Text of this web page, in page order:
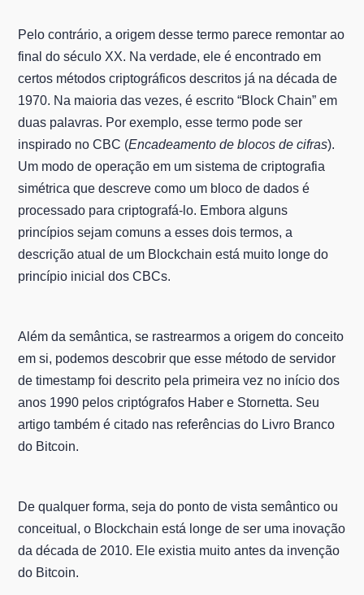
Pelo contrário, a origem desse termo parece remontar ao
final do século XX. Na verdade, ele é encontrado em
certos métodos criptográficos descritos já na década de
1970. Na maioria das vezes, é escrito “Block Chain” em
duas palavras. Por exemplo, esse termo pode ser
inspirado no CBC (Encadeamento de blocos de cifras).
Um modo de operação em um sistema de criptografia
simétrica que descreve como um bloco de dados é
processado para criptografá-lo. Embora alguns
princípios sejam comuns a esses dois termos, a
descrição atual de um Blockchain está muito longe do
princípio inicial dos CBCs.
Além da semântica, se rastrearmos a origem do conceito
em si, podemos descobrir que esse método de servidor
de timestamp foi descrito pela primeira vez no início dos
anos 1990 pelos criptógrafos Haber e Stornetta. Seu
artigo também é citado nas referências do Livro Branco
do Bitcoin.
De qualquer forma, seja do ponto de vista semântico ou
conceitual, o Blockchain está longe de ser uma inovação
da década de 2010. Ele existia muito antes da invenção
do Bitcoin.